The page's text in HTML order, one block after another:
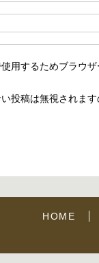
用するためブラウ
投稿は無視されま
HOME